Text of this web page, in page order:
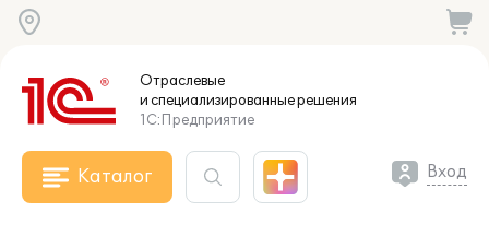
Отраслевые
и специализированныерешения
1С:Предприятие
Каталог Вход